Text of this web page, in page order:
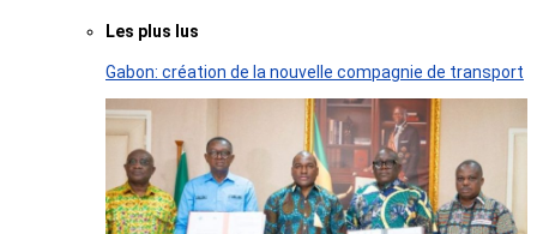
Les plus lus
Gabon: création de la nouvelle compagnie de transport